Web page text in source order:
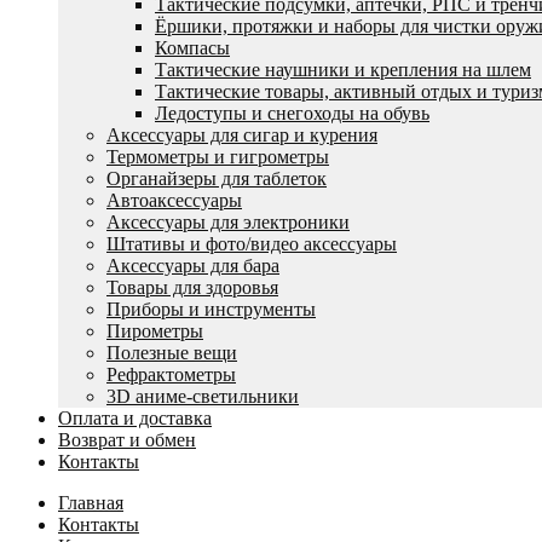
Тактические подсумки, аптечки, РПС и
Ëршики, протяжки и наборы для чистки
Компасы
Тактические наушники и крепления на шлем
Тактические товары, активный отдых и
Ледоступы и снегоходы на обувь
Аксессуары для сигар и курения
Термометры и гигрометры
Органайзеры для таблеток
Автоаксессуары
Аксессуары для электроники
Штативы и фото/видео аксессуары
Аксессуары для бара
Товары для здоровья
Приборы и инструменты
Пирометры
Полезные вещи
Рефрактометры
3D аниме-светильники
Оплата и доставка
Возврат и обмен
Контакты
Главная
Контакты